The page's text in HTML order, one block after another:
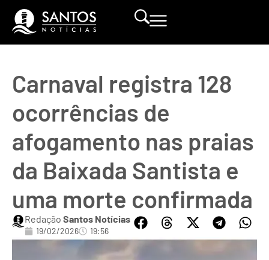
Carnaval registra 128
ocorrências de
afogamento nas praias
da Baixada Santista e
uma morte confirmada
Redação Santos Notícias
19/02/2026 19:56